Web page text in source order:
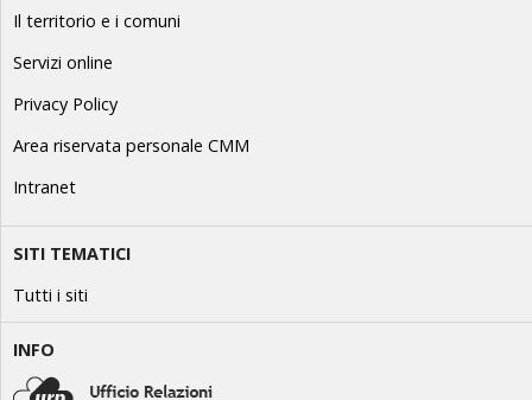
Il territorio e i comuni
Servizi online
Privacy Policy
Area riservata personale CMM
Intranet
SITI TEMATICI
Tutti i siti
INFO